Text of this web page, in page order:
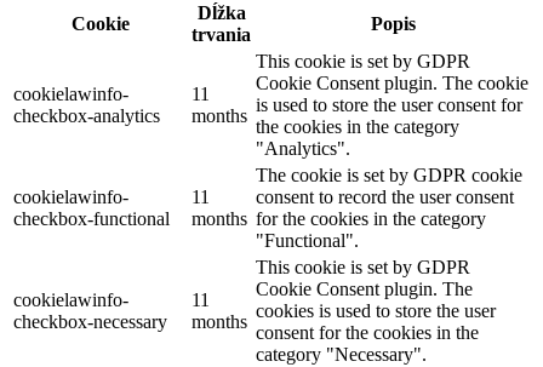
Cookie
Dĺžka
trvania
Popis
cookielawinfo-
checkbox-analytics
11
months
This cookie is set by GDPR
Cookie Consent plugin. The cookie
is used to store the user consent for
the cookies in the category
"Analytics".
cookielawinfo-
checkbox-functional
11
months
The cookie is set by GDPR cookie
consent to record the user consent
for the cookies in the category
"Functional".
cookielawinfo-
checkbox-necessary
11
months
This cookie is set by GDPR
Cookie Consent plugin. The
cookies is used to store the user
consent for the cookies in the
category "Necessary".